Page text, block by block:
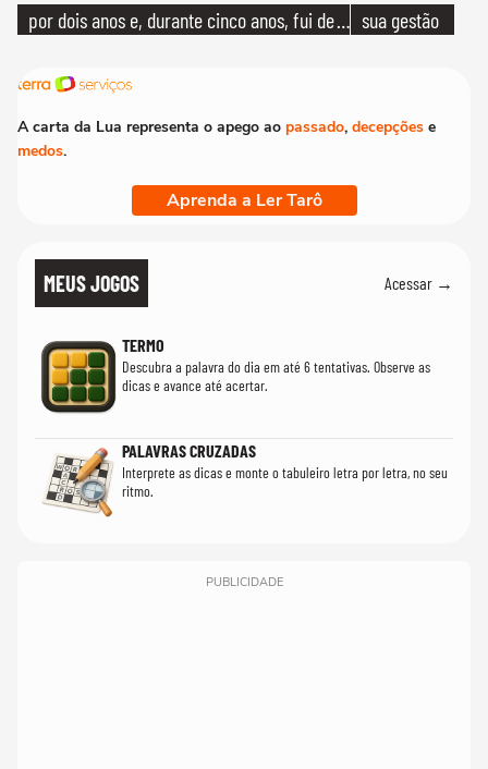
por dois anos e, durante cinco anos, fui de
sua gestão
A carta da Lua representa o apego ao passado, decepções e
medos.
Aprenda a Ler Tarô
MEUS JOGOS Acessar →
TERMO
Descubra a palavra do dia em até 6 tentativas. Observe as
dicas e avance até acertar.
PALAVRAS CRUZADAS
Interprete as dicas e monte o tabuleiro letra por letra, no seu
ritmo.
PUBLICIDADE